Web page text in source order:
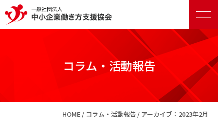
コラム・活動報告
HOME コラム・活動報告 アーカイブ：2023年2月